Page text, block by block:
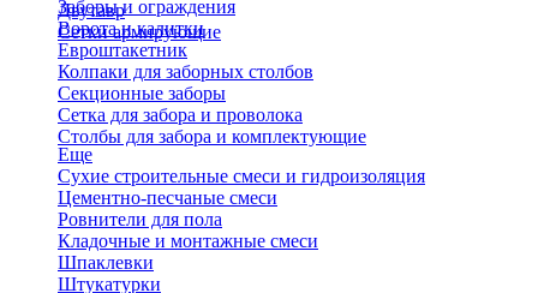
Двутавр
Сетки армирующие
Заборы и ограждения
Ворота и калитки
Евроштакетник
Колпаки для заборных столбов
Секционные заборы
Сетка для забора и проволока
Столбы для забора и комплектующие
Еще
Сухие строительные смеси и гидроизоляция
Цементно-песчаные смеси
Ровнители для пола
Кладочные и монтажные смеси
Шпаклевки
Штукатурки